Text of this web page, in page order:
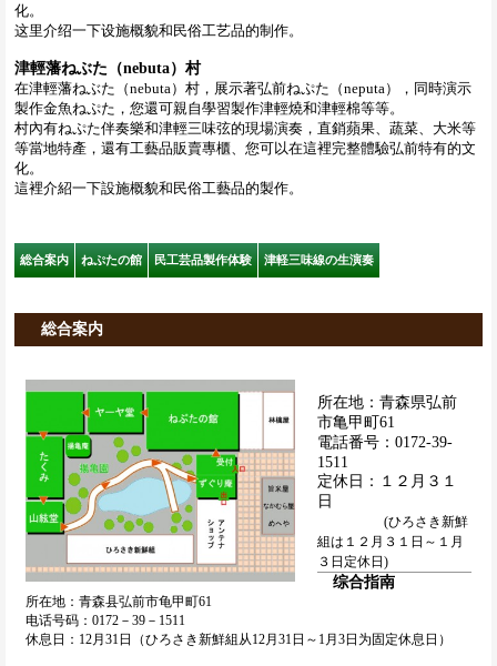
化。
这里介绍一下设施概貌和民俗工艺品的制作。
津輕藩ねぶた（nebuta）村
在津輕藩ねぶた（nebuta）村，展示著弘前ねぷた（neputa），同時演示
製作金魚ねぷた，您還可親自學習製作津輕燒和津輕棉等等。
村內有ねぷた伴奏樂和津輕三味弦的現場演奏，直銷蘋果、蔬菜、大米等
等當地特產，還有工藝品販賣專櫃、您可以在這裡完整體驗弘前特有的文
化。
這裡介紹一下設施概貌和民俗工藝品的製作。
総合案内 ねぷたの館 民工芸品製作体験 津軽三味線の生演奏
総合案内
所在地：青森県弘前
市亀甲町61
電話番号：0172-39-
1511
定休日：１２月３１
日
(ひろさき新鮮
組は１２月３１日～１月
３日定休日)
综合指南
所在地：青森县弘前市龟甲町61
电话号码：0172－39－1511
休息日：12月31日（ひろさき新鮮組从12月31日～1月3日为固定休息日）